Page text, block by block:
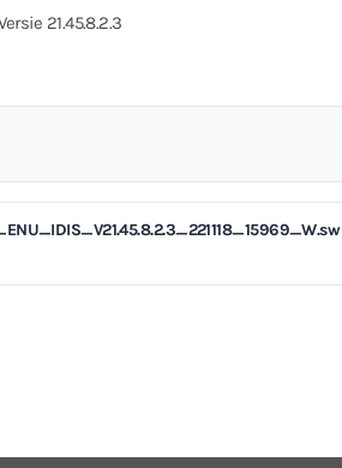
21.45.8.2.3